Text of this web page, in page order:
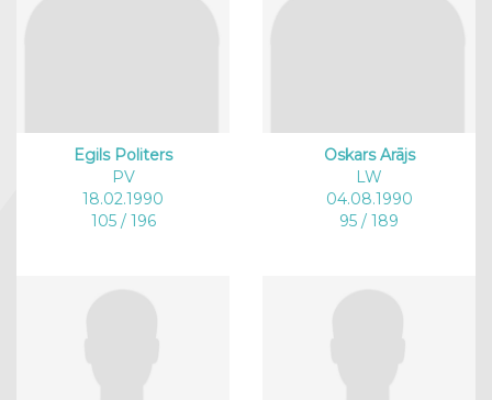
Egils Politers
PV
18.02.1990
105 / 196
Oskars Arājs
LW
04.08.1990
95 / 189